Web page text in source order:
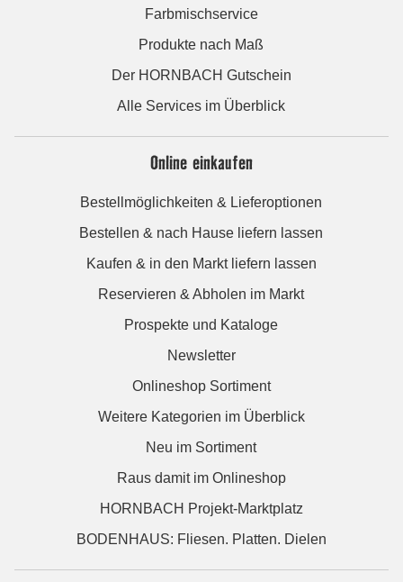
Farbmischservice
Produkte nach Maß
Der HORNBACH Gutschein
Alle Services im Überblick
Online einkaufen
Bestellmöglichkeiten & Lieferoptionen
Bestellen & nach Hause liefern lassen
Kaufen & in den Markt liefern lassen
Reservieren & Abholen im Markt
Prospekte und Kataloge
Newsletter
Onlineshop Sortiment
Weitere Kategorien im Überblick
Neu im Sortiment
Raus damit im Onlineshop
HORNBACH Projekt-Marktplatz
BODENHAUS: Fliesen. Platten. Dielen